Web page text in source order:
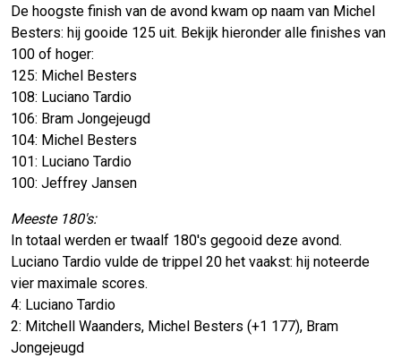
De hoogste finish van de avond kwam op naam van Michel
Besters: hij gooide 125 uit. Bekijk hieronder alle finishes van
100 of hoger:
125: Michel Besters
108: Luciano Tardio
106: Bram Jongejeugd
104: Michel Besters
101: Luciano Tardio
100: Jeffrey Jansen
Meeste 180's:
In totaal werden er twaalf 180's gegooid deze avond.
Luciano Tardio vulde de trippel 20 het vaakst: hij noteerde
vier maximale scores.
4: Luciano Tardio
2: Mitchell Waanders, Michel Besters (+1 177), Bram
Jongejeugd